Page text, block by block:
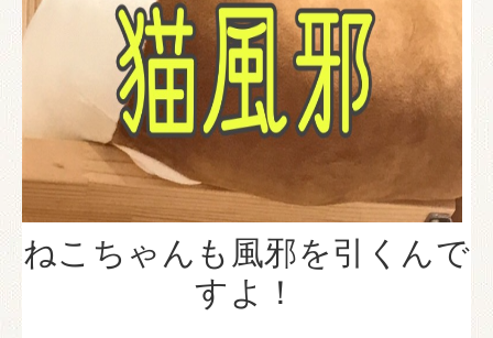
ねこちゃんも風邪を引くんで
すよ！